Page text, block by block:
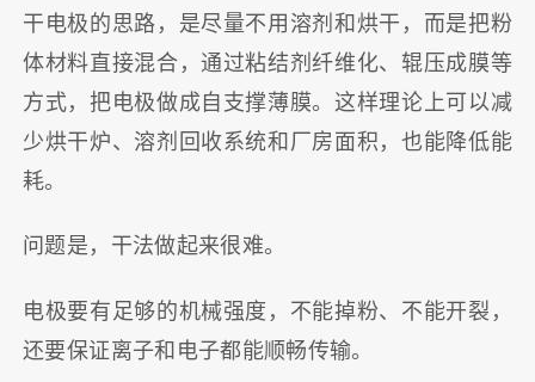
干电极的思路，是尽量不用溶剂和烘干，而是把粉
体材料直接混合，通过粘结剂纤维化、辊压成膜等
方式，把电极做成自支撑薄膜。这样理论上可以减
少烘干炉、溶剂回收系统和厂房面积，也能降低能
耗。
问题是，干法做起来很难。
电极要有足够的机械强度，不能掉粉、不能开裂，
还要保证离子和电子都能顺畅传输。